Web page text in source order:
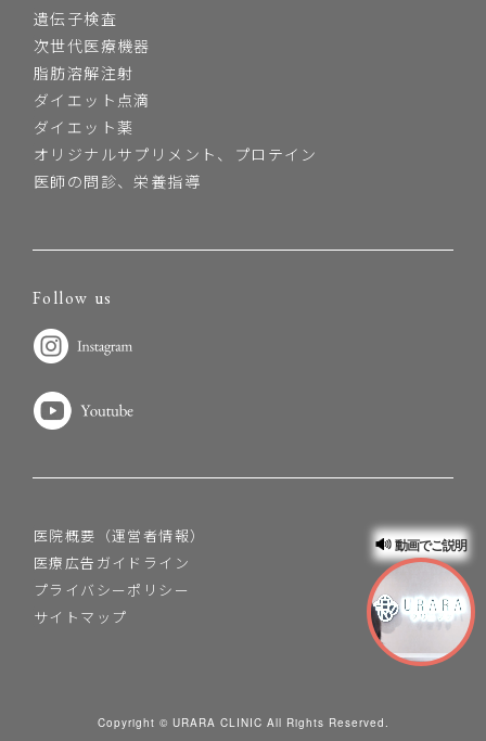
遺伝子検査
次世代医療機器
脂肪溶解注射
ダイエット点滴
ダイエット薬
オリジナルサプリメント、プロテイン
医師の問診、栄養指導
医院概要（運営者情報）
医療広告ガイドライン
プライバシーポリシー
サイトマップ
Follow us
Copyright © URARA CLINIC All Rights Reserved.
動画でご説明